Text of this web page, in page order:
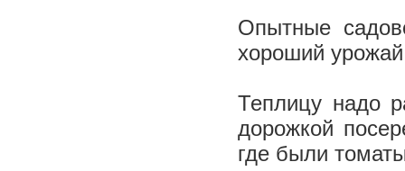
Опытные
хороший
Теплицу надо
дорожкой
где были